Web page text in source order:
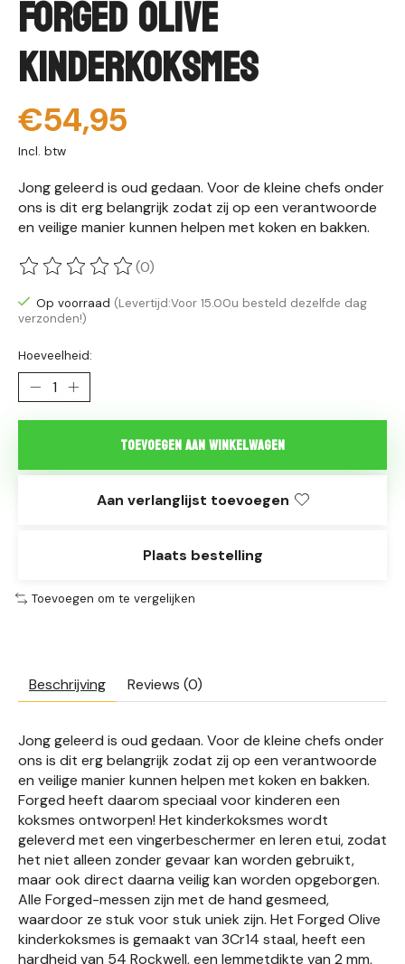
Forged Olive
Kinderkoksmes
€54,95
Incl. btw
Jong geleerd is oud gedaan. Voor de kleine chefs onder
ons is dit erg belangrijk zodat zij op een verantwoorde
en veilige manier kunnen helpen met koken en bakken.
De beoordeling van dit product is
(0)
Op voorraad (Levertijd:Voor 15.00u besteld dezelfde dag
verzonden!)
Hoeveelheid:
Toevoegen aan winkelwagen
Aan verlanglijst toevoegen
Plaats bestelling
Toevoegen om te vergelijken
Beschrijving Reviews (0)
Jong geleerd is oud gedaan. Voor de kleine chefs onder
ons is dit erg belangrijk zodat zij op een verantwoorde
en veilige manier kunnen helpen met koken en bakken.
Forged heeft daarom speciaal voor kinderen een
koksmes ontworpen! Het kinderkoksmes wordt
geleverd met een vingerbeschermer en leren etui, zodat
het niet alleen zonder gevaar kan worden gebruikt,
maar ook direct daarna veilig kan worden opgeborgen.
Alle Forged-messen zijn met de hand gesmeed,
waardoor ze stuk voor stuk uniek zijn. Het Forged Olive
kinderkoksmes is gemaakt van 3Cr14 staal, heeft een
hardheid van 54 Rockwell, een lemmetdikte van 2 mm,